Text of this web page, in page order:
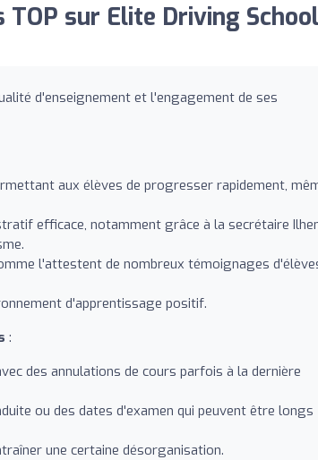
sur Elite Driving School
d'enseignement et l'engagement de ses
aux élèves de progresser rapidement,
efficace, notamment grâce à la secrétaire
l'attestent de nombreux témoignages
d'apprentissage positif.
:
des annulations de cours parfois à la dernière
ou des dates d'examen qui peuvent être longs
une certaine désorganisation.